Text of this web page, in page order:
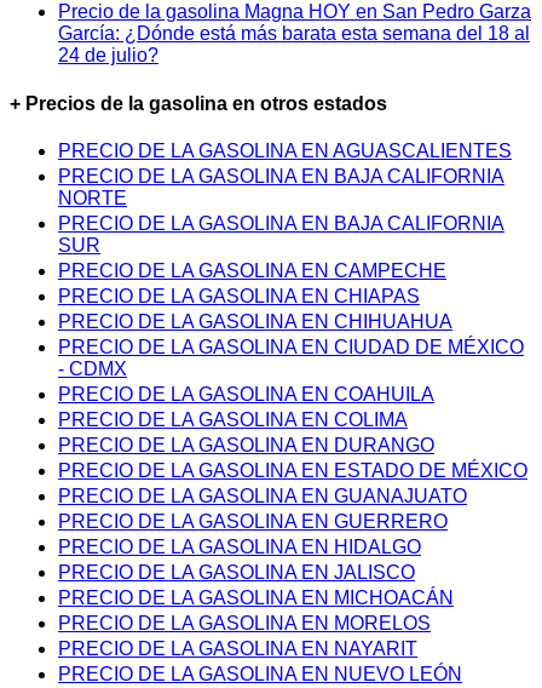
Precio de la gasolina Magna HOY en San Pedro Garza
García: ¿Dónde está más barata esta semana del 18 al
24 de julio?
+ Precios de la gasolina en otros estados
PRECIO DE LA GASOLINA EN AGUASCALIENTES
PRECIO DE LA GASOLINA EN BAJA CALIFORNIA
NORTE
PRECIO DE LA GASOLINA EN BAJA CALIFORNIA
SUR
PRECIO DE LA GASOLINA EN CAMPECHE
PRECIO DE LA GASOLINA EN CHIAPAS
PRECIO DE LA GASOLINA EN CHIHUAHUA
PRECIO DE LA GASOLINA EN CIUDAD DE MÉXICO
- CDMX
PRECIO DE LA GASOLINA EN COAHUILA
PRECIO DE LA GASOLINA EN COLIMA
PRECIO DE LA GASOLINA EN DURANGO
PRECIO DE LA GASOLINA EN ESTADO DE MÉXICO
PRECIO DE LA GASOLINA EN GUANAJUATO
PRECIO DE LA GASOLINA EN GUERRERO
PRECIO DE LA GASOLINA EN HIDALGO
PRECIO DE LA GASOLINA EN JALISCO
PRECIO DE LA GASOLINA EN MICHOACÁN
PRECIO DE LA GASOLINA EN MORELOS
PRECIO DE LA GASOLINA EN NAYARIT
PRECIO DE LA GASOLINA EN NUEVO LEÓN